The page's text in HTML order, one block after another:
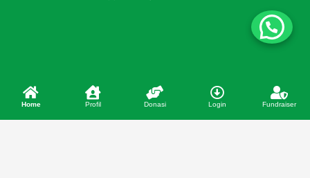
Home Profil Donasi Login Fundraiser